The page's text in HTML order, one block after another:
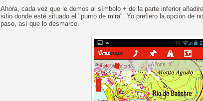
Ahora, cada vez que le demos al símbolo + de la parte inferior
sitio donde esté situado el "punto de mira". Yo prefiero la opción de
paso, así que lo desmarco.